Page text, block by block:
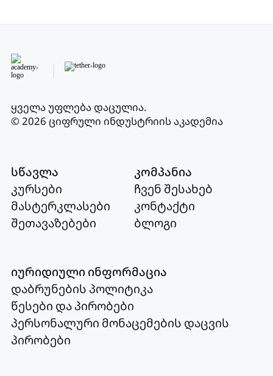
ყველა უფლება დაცულია.
© 2026 ციფრული ინდუსტრიის აკადემია
სწავლა
კურსები
მასტერკლასები
შეთავაზებები
კომპანია
ჩვენ შესახებ
კონტაქტი
ბლოგი
იურიდიული ინფორმაცია
დაბრუნების პოლიტიკა
წესები და პირობები
პერსონალური მონაცემების დაცვის
პირობები